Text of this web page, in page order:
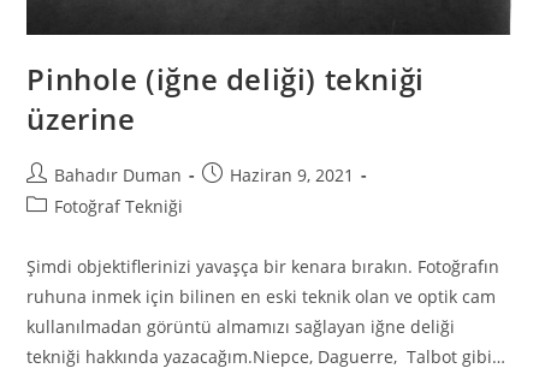
Pinhole (iğne deliği) tekniği
üzerine
Bahadır Duman
Haziran 9, 2021
Fotoğraf Tekniği
Şimdi objektiflerinizi yavaşça bir kenara bırakın. Fotoğrafın
ruhuna inmek için bilinen en eski teknik olan ve optik cam
kullanılmadan görüntü almamızı sağlayan iğne deliği
tekniği hakkında yazacağım.Niepce, Daguerre, Talbot gibi…